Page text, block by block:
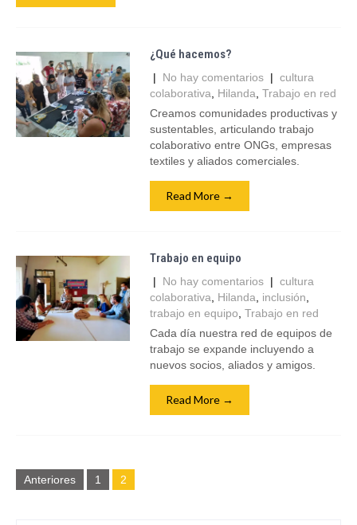
¿Qué hacemos?
| No hay comentarios | cultura
colaborativa
Hilanda Trabajo en red
Creamos comunidades productivas y
sustentables, articulando trabajo
colaborativo entre ONGs, empresas
textiles y aliados comerciales.
Read More →
Trabajo en equipo
| No hay comentarios | cultura
colaborativa
Hilanda inclusión
trabajo en equipo Trabajo en red
Cada día nuestra red de equipos de
trabajo se expande incluyendo a
nuevos socios, aliados y amigos.
Read More →
Navegación
deAnteriores 1 2